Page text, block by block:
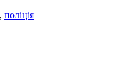
, поліція